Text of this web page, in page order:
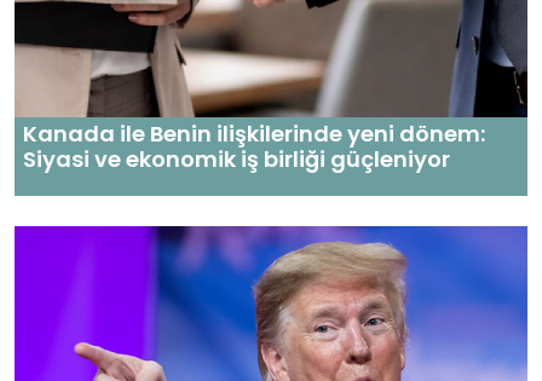
Kanada ile Benin ilişkilerinde yeni dönem:
Siyasi ve ekonomik iş birliği güçleniyor